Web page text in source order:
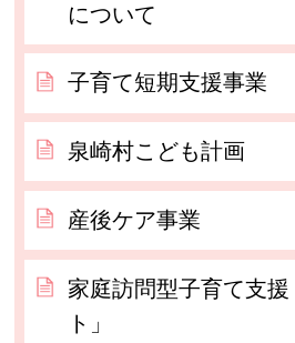
について
子育て短期支援事業
泉崎村こども計画
産後ケア事業
家庭訪問型子育て支
ト」